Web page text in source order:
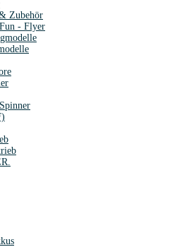
Zubehör
- Flyer